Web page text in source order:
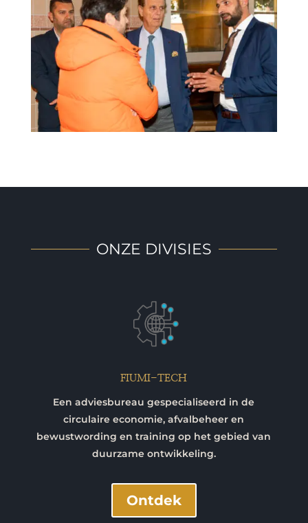
ONZE DIVISIES
FIUMI-TECH
Een adviesbureau gespecialiseerd in de
circulaire economie, afvalbeheer en
bewustwording en training op het gebied van
duurzame ontwikkeling.
Ontdek